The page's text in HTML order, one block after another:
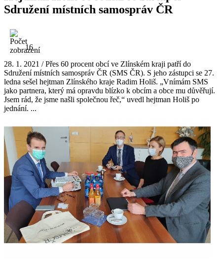
Sdružení místních samospráv ČR
16
28. 1. 2021 / Přes 60 procent obcí ve Zlínském kraji patří do
Sdružení místních samospráv ČR (SMS ČR). S jeho zástupci se 27.
ledna sešel hejtman Zlínského kraje Radim Holiš. „Vnímám SMS
jako partnera, který má opravdu blízko k obcím a obce mu důvěřují.
Jsem rád, že jsme našli společnou řeč,“ uvedl hejtman Holiš po
jednání. ...